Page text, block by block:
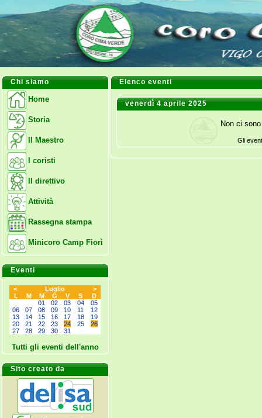
Chi siamo
Home
Storia
Il Maestro
I coristi
Il direttivo
Attività
Rassegna stampa
Minicoro Camp Fiorì
Eventi
< Luglio
>
L
M M G V S
D
01 02 03 04
05
06
07 08 09 10 11
12
13
14 15 16 17 18
19
20
21 22 23 24 25
26
27
28 29 30 31
Tutti gli eventi dell'anno
Sito creato da
Elenco eventi
venerdì 4 aprile 2025
Non ci
Gli